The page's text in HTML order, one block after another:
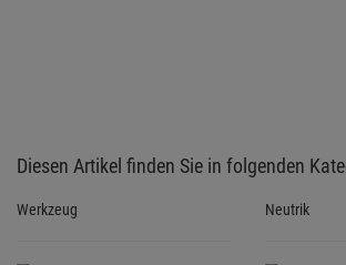
Diesen Artikel finden Sie in folgenden
Werkzeug Neutrik